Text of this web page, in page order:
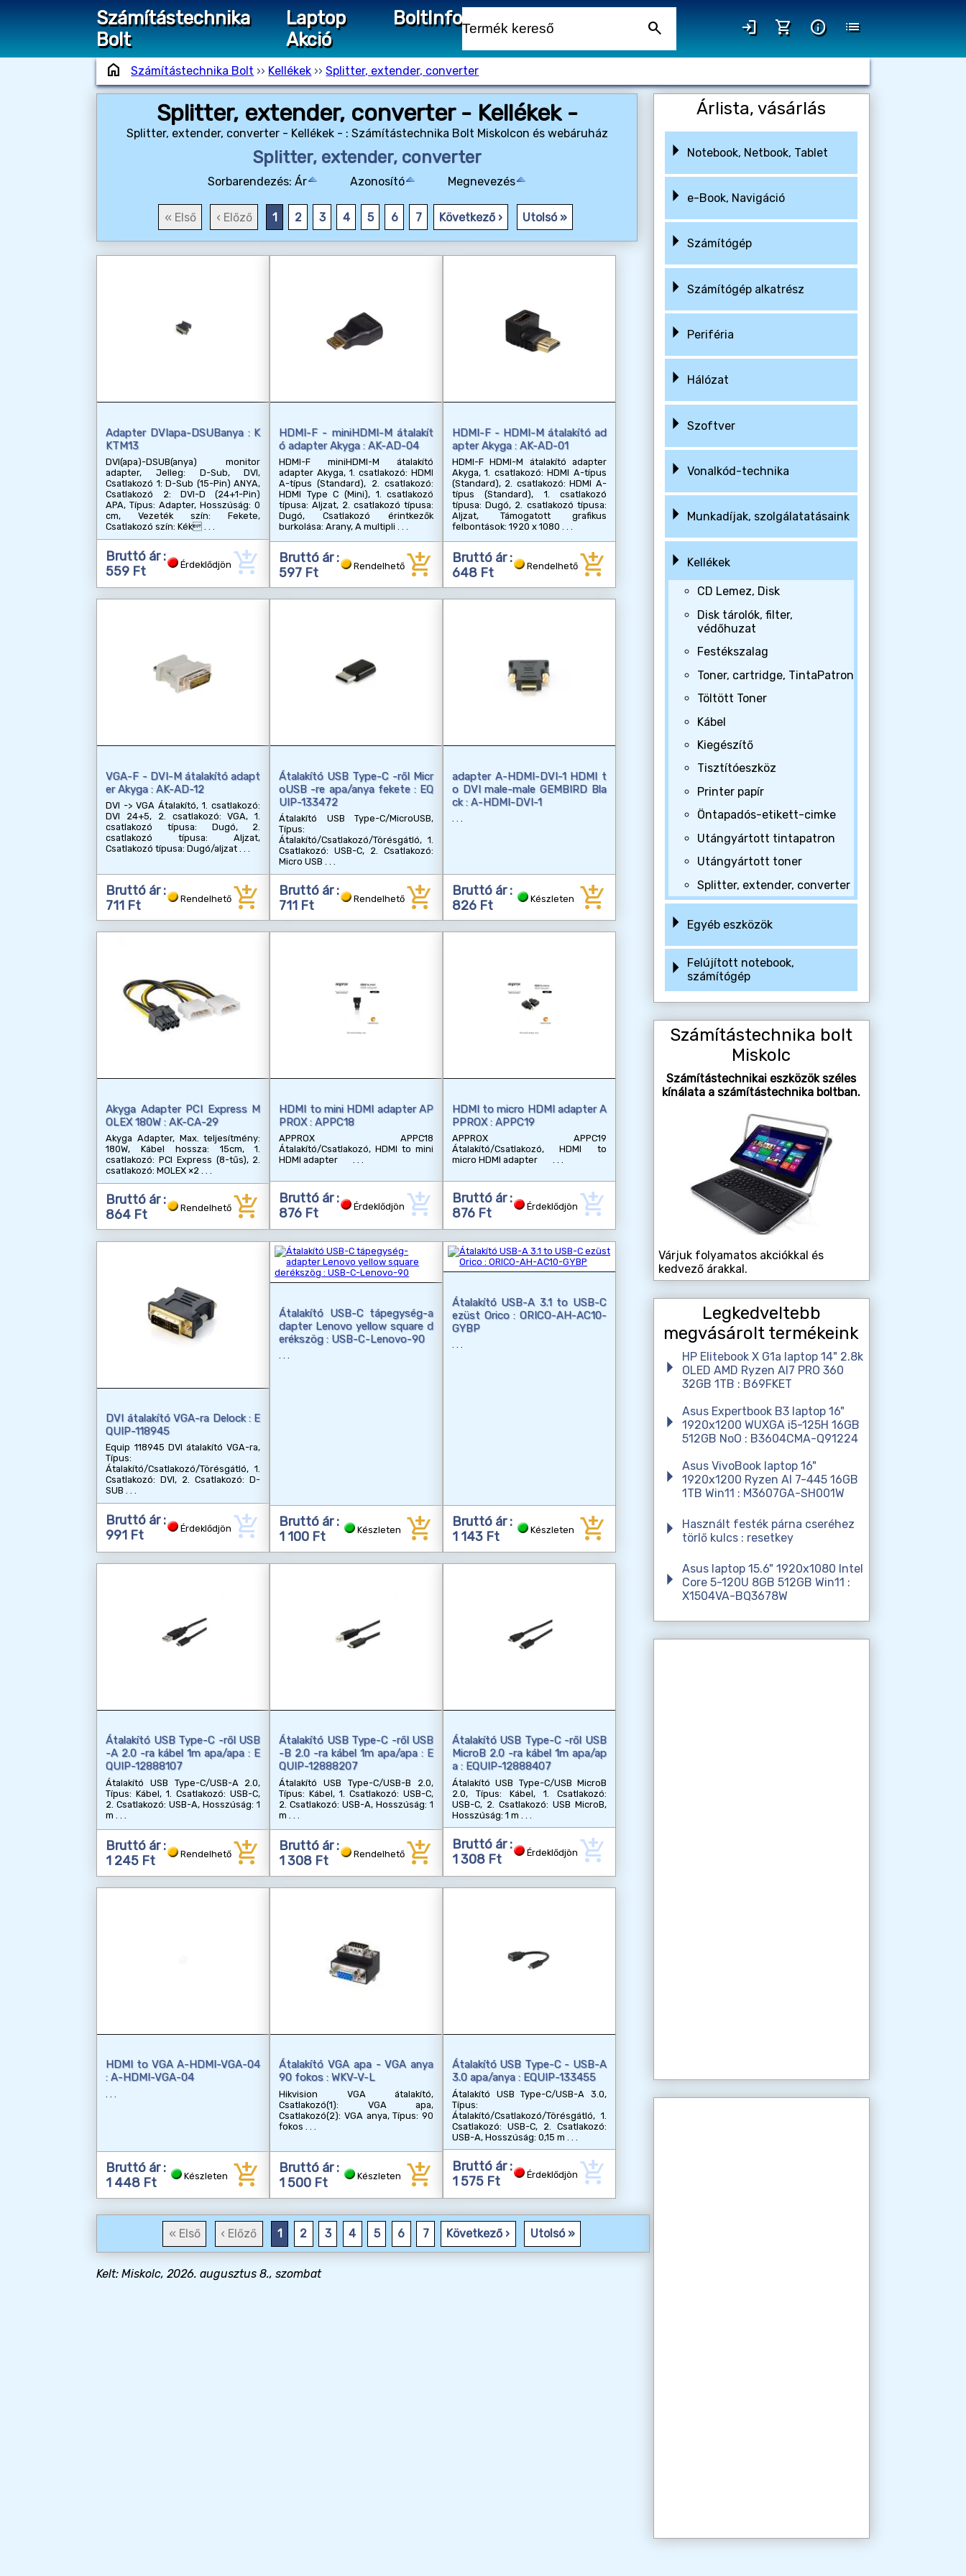
Számítástechnika
Bolt
Laptop
Akció
BoltInfo search login shopping_cart info list
home Számítástechnika Bolt ›› Kellékek ››Splitter, extender, converter
Splitter, extender, converter - Kellékek -
Splitter, extender, converter - Kellékek - : Számítástechnika Bolt Miskolcon és webáruház
Splitter, extender, converter
Sorbarendezés: Ár Azonosító Megnevezés
« Első ‹ Előző 1 2 3 4 5 6 7 Következő › Utolsó »
Adapter DVIapa-DSUBanya : K
KTM13
DVI(apa)-DSUB(anya) monitor
adapter, Jelleg: D-Sub, DVI,
Csatlakozó 1: D-Sub (15-Pin) ANYA,
Csatlakozó 2: DVI-D (24+1-Pin)
APA, Típus: Adapter, Hosszúság: 0
cm, Vezeték szín: Fekete,
Csatlakozó szín: Kék
Bruttó ár :
559 Ft
Érdeklődjön add_shopping_cart
HDMI-F - miniHDMI-M átalakít
ó adapter Akyga : AK-AD-04
HDMI-F miniHDMI-M átalakító
adapter Akyga, 1. csatlakozó: HDMI
A-típus (Standard), 2. csatlakozó:
HDMI Type C (Mini), 1. csatlakozó
típusa: Aljzat, 2. csatlakozó típusa:
Dugó, Csatlakozó érintkezők
burkolása: Arany, A multipli
Bruttó ár :
597 Ft
Rendelhető add_shopping_cart
HDMI-F - HDMI-M átalakító ad
apter Akyga : AK-AD-01
HDMI-F HDMI-M átalakító adapter
Akyga, 1. csatlakozó: HDMI A-típus
(Standard), 2. csatlakozó: HDMI A-
típus (Standard), 1. csatlakozó
típusa: Dugó, 2. csatlakozó típusa:
Aljzat, Támogatott grafikus
felbontások: 1920 x 1080
Bruttó ár :
648 Ft
Rendelhető add_shopping_cart
VGA-F - DVI-M átalakító adapt
er Akyga : AK-AD-12
DVI -> VGA Átalakító, 1. csatlakozó:
DVI 24+5, 2. csatlakozó: VGA, 1.
csatlakozó típusa: Dugó, 2.
csatlakozó típusa: Aljzat,
Csatlakozó típusa: Dugó/aljzat
Bruttó ár :
711 Ft
Rendelhető add_shopping_cart
Átalakító USB Type-C -ről Micr
oUSB -re apa/anya fekete : EQ
UIP-133472
Átalakító USB Type-C/MicroUSB,
Típus:
Átalakító/Csatlakozó/Törésgátló, 1.
Csatlakozó: USB-C, 2. Csatlakozó:
Micro USB
Bruttó ár :
711 Ft
Rendelhető add_shopping_cart
adapter A-HDMI-DVI-1 HDMI t
o DVI male-male GEMBIRD Bla
ck : A-HDMI-DVI-1
Bruttó ár :
826 Ft
Készleten add_shopping_cart
Akyga Adapter PCI Express M
OLEX 180W : AK-CA-29
Akyga Adapter, Max. teljesítmény:
180W, Kábel hossza: 15cm, 1.
csatlakozó: PCI Express (8-tűs), 2.
csatlakozó: MOLEX ×2
Bruttó ár :
864 Ft
Rendelhető add_shopping_cart
HDMI to mini HDMI adapter AP
PROX : APPC18
APPROX APPC18
Átalakító/Csatlakozó, HDMI to mini
HDMI adapter
Bruttó ár :
876 Ft
Érdeklődjön add_shopping_cart
HDMI to micro HDMI adapter A
PPROX : APPC19
APPROX APPC19
Átalakító/Csatlakozó, HDMI to
micro HDMI adapter
Bruttó ár :
876 Ft
Érdeklődjön add_shopping_cart
DVI átalakító VGA-ra Delock : E
QUIP-118945
Equip 118945 DVI átalakító VGA-ra,
Típus:
Átalakító/Csatlakozó/Törésgátló, 1.
Csatlakozó: DVI, 2. Csatlakozó: D-
SUB
Bruttó ár :
991 Ft
Érdeklődjön add_shopping_cart
Átalakító USB-C tápegység-a
dapter Lenovo yellow square d
erékszög : USB-C-Lenovo-90
Bruttó ár :
1 100 Ft
Készleten add_shopping_cart
Átalakító USB-A 3.1 to USB-C
ezüst Orico : ORICO-AH-AC10-
GYBP
Bruttó ár :
1 143 Ft
Készleten add_shopping_cart
Átalakító USB Type-C -ről USB
-A 2.0 -ra kábel 1m apa/apa : E
QUIP-12888107
Átalakító USB Type-C/USB-A 2.0,
Típus: Kábel, 1. Csatlakozó: USB-C,
2. Csatlakozó: USB-A, Hosszúság: 1
m
Bruttó ár :
1 245 Ft
Rendelhető add_shopping_cart
Átalakító USB Type-C -ről USB
-B 2.0 -ra kábel 1m apa/apa : E
QUIP-12888207
Átalakító USB Type-C/USB-B 2.0,
Típus: Kábel, 1. Csatlakozó: USB-C,
2. Csatlakozó: USB-A, Hosszúság: 1
m
Bruttó ár :
1 308 Ft
Rendelhető add_shopping_cart
Átalakító USB Type-C -ről USB
MicroB 2.0 -ra kábel 1m apa/ap
a : EQUIP-12888407
Átalakító USB Type-C/USB MicroB
2.0, Típus: Kábel, 1. Csatlakozó:
USB-C, 2. Csatlakozó: USB MicroB,
Hosszúság: 1 m
Bruttó ár :
1 308 Ft
Érdeklődjön add_shopping_cart
HDMI to VGA A-HDMI-VGA-04
: A-HDMI-VGA-04
Bruttó ár :
1 448 Ft
Készleten add_shopping_cart
Átalakító VGA apa - VGA anya
90 fokos : WKV-V-L
Hikvision VGA átalakító,
Csatlakozó(1): VGA apa,
Csatlakozó(2): VGA anya, Típus: 90
fokos
Bruttó ár :
1 500 Ft
Készleten add_shopping_cart
Átalakító USB Type-C - USB-A
3.0 apa/anya : EQUIP-133455
Átalakító USB Type-C/USB-A 3.0,
Típus:
Átalakító/Csatlakozó/Törésgátló, 1.
Csatlakozó: USB-C, 2. Csatlakozó:
USB-A, Hosszúság: 0,15 m
Bruttó ár :
1 575 Ft
Érdeklődjön add_shopping_cart
« Első ‹ Előző 1 2 3 4 5 6 7 Következő › Utolsó »
Kelt: Miskolc, 2026. augusztus 8., szombat
Árlista, vásárlás
Notebook, Netbook, Tablet
e-Book, Navigáció
Számítógép
Számítógép alkatrész
Periféria
Hálózat
Szoftver
Vonalkód-technika
Munkadíjak, szolgálatatásaink
Kellékek
CD Lemez, Disk
Disk tárolók, filter,
védőhuzat
Festékszalag
Toner, cartridge, TintaPatron
Töltött Toner
Kábel
Kiegészítő
Tisztítóeszköz
Printer papír
Öntapadós-etikett-cimke
Utángyártott tintapatron
Utángyártott toner
Splitter, extender, converter
Egyéb eszközök
Felújított notebook,
számítógép
Számítástechnika bolt
Miskolc
Számítástechnikai eszközök széles
kínálata a számítástechnika boltban.
Várjuk folyamatos akciókkal és
kedvező árakkal.
Legkedveltebb
megvásárolt termékeink
HP Elitebook X G1a laptop 14" 2.8k
OLED AMD Ryzen AI7 PRO 360
32GB 1TB : B69FKET
Asus Expertbook B3 laptop 16"
1920x1200 WUXGA i5-125H 16GB
512GB NoO : B3604CMA-Q91224
Asus VivoBook laptop 16"
1920x1200 Ryzen AI 7-445 16GB
1TB Win11 : M3607GA-SH001W
Használt festék párna cseréhez
törlő kulcs : resetkey
Asus laptop 15.6" 1920x1080 Intel
Core 5-120U 8GB 512GB Win11 :
X1504VA-BQ3678W